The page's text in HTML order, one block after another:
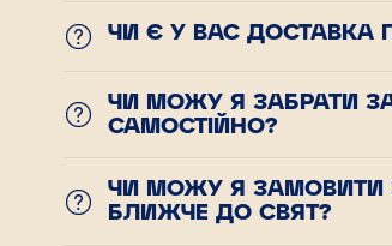
ЧИ Є У ВАС ДОСТАВКА
ЧИ МОЖУ Я ЗАБРАТИ
САМОСТІЙНО?
ЧИ МОЖУ Я ЗАМОВИТИ
БЛИЖЧЕ ДО СВЯТ?